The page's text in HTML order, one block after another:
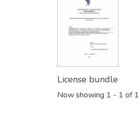
License bundle
Now showing 1 - 1 of 1